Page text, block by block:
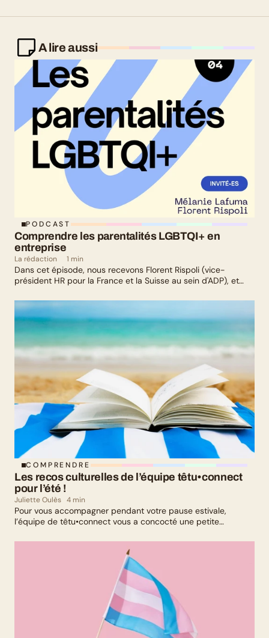
A lire aussi
PODCAST
Comprendre les parentalités LGBTQI+ en
entreprise
La rédaction 1 min
Dans cet épisode, nous recevons Florent Rispoli (vice-
président HR pour la France et la Suisse au sein d'ADP), et
leurs parcours de parents LGBTQ+.
COMPRENDRE
Les recos culturelles de l’équipe têtu•connect
pour l’été !
Juliette Oulès 4 min
Pour vous accompagner pendant votre pause estivale,
l’équipe de têtu•connect vous a concocté une petite
culturelle : il y en a pour tous les goûts !